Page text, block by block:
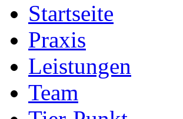
Startseite
Praxis
Leistungen
Team